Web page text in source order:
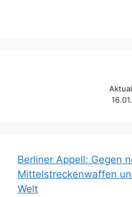
Berliner Appell: Gegen
Mittelstreckenwaffen
Welt